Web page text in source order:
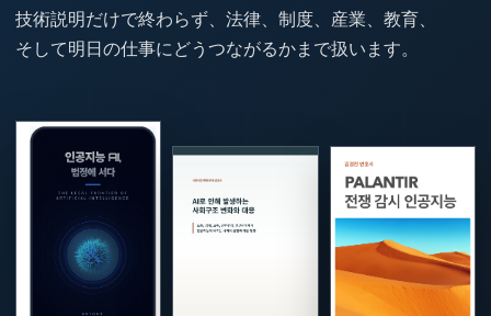
技術説明だけで終わらず、法律、制度、産業、教育、
そして明日の仕事にどうつながるかまで扱います。